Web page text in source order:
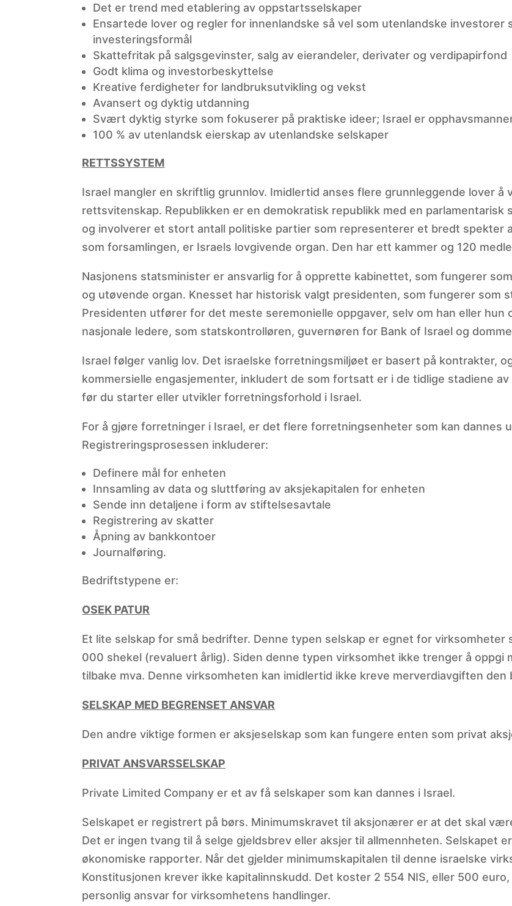
Det er trend med etablering av oppstartsselskaper
Ensartede lover og regler for innenlandske så vel som utenlandske investorer
investeringsformål
Skattefritak på salgsgevinster, salg av eierandeler, derivater og verdipapirfond
Godt klima og investorbeskyttelse
Kreative ferdigheter for landbruksutvikling og vekst
Avansert og dyktig utdanning
Svært dyktig styrke som fokuserer på praktiske ideer; Israel er
100 % av utenlandsk eierskap av utenlandske selskaper
RETTSSYSTEM
Israel mangler en skriftlig grunnlov. Imidlertid anses flere grunnleggende lover
rettsvitenskap. Republikken er en demokratisk republikk med en
og involverer et stort antall politiske partier som representerer et bredt spekter
som forsamlingen, er Israels lovgivende organ. Den har ett kammer og 120
Nasjonens statsminister er ansvarlig for å opprette kabinettet, som fungerer
og utøvende organ. Knesset har historisk valgt presidenten, som fungerer som
Presidenten utfører for det meste seremonielle oppgaver, selv om han eller hun
nasjonale ledere, som statskontrolløren, guvernøren for Bank of Israel og
Israel følger vanlig lov. Det israelske forretningsmiljøet er basert på kontrakter,
kommersielle engasjementer, inkludert de som fortsatt er i de tidlige stadiene
før du starter eller utvikler forretningsforhold i Israel.
For å gjøre forretninger i Israel, er det flere forretningsenheter som kan dannes
Registreringsprosessen inkluderer:
Definere mål for enheten
Innsamling av data og sluttføring av aksjekapitalen for enheten
Sende inn detaljene i form av stiftelsesavtale
Registrering av skatter
Åpning av bankkontoer
Journalføring.
Bedriftstypene er:
OSEK PATUR
Et lite selskap for små bedrifter. Denne typen selskap er egnet for virksomheter
000 shekel (revaluert årlig). Siden denne typen virksomhet ikke trenger å oppgi
tilbake mva. Denne virksomheten kan imidlertid ikke kreve merverdiavgiften
SELSKAP MED BEGRENSET ANSVAR
Den andre viktige formen er aksjeselskap som kan fungere enten som privat
PRIVAT ANSVARSSELSKAP
Private Limited Company er et av få selskaper som kan dannes i Israel.
Selskapet er registrert på børs. Minimumskravet til aksjonærer er at det skal
Det er ingen tvang til å selge gjeldsbrev eller aksjer til allmennheten. Selskapet
økonomiske rapporter. Når det gjelder minimumskapitalen til denne israelske
Konstitusjonen krever ikke kapitalinnskudd. Det koster 2 554 NIS, eller 500
personlig ansvar for virksomhetens handlinger.